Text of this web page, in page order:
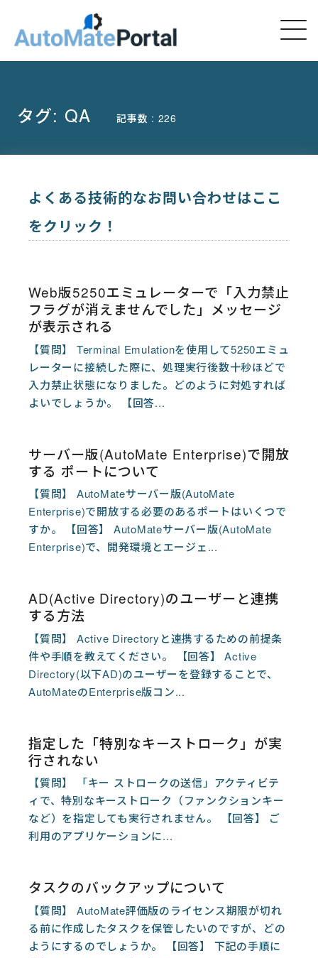
タグ: QA 記事数 : 226
よくある技術的なお問い合わせはここ
をクリック！
Web版5250エミュレーターで「入力禁止
フラグが消えませんでした」メッセージ
が表示される
【質問】 Terminal Emulationを使用して5250エミュ
レーターに接続した際に、処理実行後数十秒ほどで
入力禁止状態になりました。どのように対処すれば
よいでしょうか。 【回答...
サーバー版(AutoMate Enterprise)で開放
する ポートについて
【質問】 AutoMateサーバー版(AutoMate
Enterprise)で開放する必要のあるポートはいくつで
すか。 【回答】 AutoMateサーバー版(AutoMate
Enterprise)で、開発環境とエージェ...
AD(Active Directory)のユーザーと連携
する方法
【質問】 Active Directoryと連携するための前提条
件や手順を教えてください。 【回答】 Active
Directory(以下AD)のユーザーを登録することで、
AutoMateのEnterprise版コン...
指定した「特別なキーストローク」が実
行されない
【質問】 「キー ストロークの送信」アクティビテ
ィで、特別なキーストローク（ファンクションキー
など）を指定しても実行されません。 【回答】 ご
利用のアプリケーションに...
タスクのバックアップについて
【質問】 AutoMate評価版のライセンス期限が切れ
る前に作成したタスクを保管したいのですが、どの
ようにするのでしょうか。 【回答】 下記の手順に